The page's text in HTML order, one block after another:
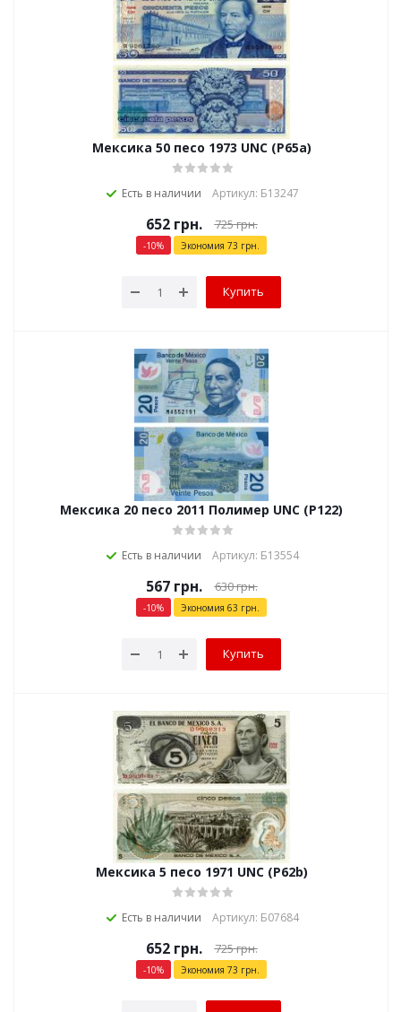
Мексика 50 песо 1973 UNC (P65a)
Есть в наличии Артикул: Б13247
652грн. 725грн.
-10% Экономия 73 грн.
Купить
Мексика 20 песо 2011 Полимер UNC (P122)
Есть в наличии Артикул: Б13554
567грн. 630грн.
-10% Экономия 63 грн.
Купить
Мексика 5 песо 1971 UNC (P62b)
Есть в наличии Артикул: Б07684
652грн. 725грн.
-10% Экономия 73 грн.